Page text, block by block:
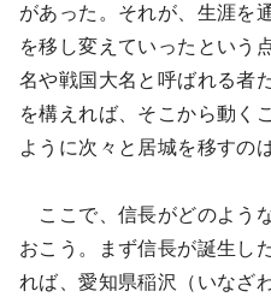
があった。それが、生涯を
を移し変えていったという
名や戦国大名と呼ばれる者
を構えれば、そこから動く
ように次々と居城を移すの
ここで、信長がどのよう
おこう。まず信長が誕生し
れば、愛知県稲沢（いなざ